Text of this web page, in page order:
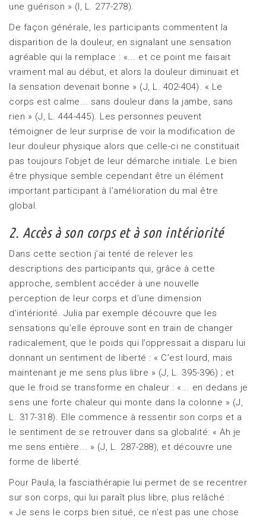
une guérison » (I, L. 277-278).
De façon générale, les participants commentent la
disparition de la douleur, en signalant une sensation
agréable qui la remplace : «... et ce point me faisait
vraiment mal au début, et alors la douleur diminuait et
la sensation devenait bonne » (J, L. 402-404). « Le
corps est calme... sans douleur dans la jambe, sans
rien » (J, L. 444-445). Les personnes peuvent
témoigner de leur surprise de voir la modification de
leur douleur physique alors que celle-ci ne constituait
pas toujours l’objet de leur démarche initiale. Le bien
être physique semble cependant être un élément
important participant à l’amélioration du mal être
global.
2. Accès à son corps et à son intériorité
Dans cette section j’ai tenté de relever les
descriptions des participants qui, grâce à cette
approche, semblent accéder à une nouvelle
perception de leur corps et d’une dimension
d’intériorité. Julia par exemple découvre que les
sensations qu’elle éprouve sont en train de changer
radicalement, que le poids qui l’oppressait a disparu lui
donnant un sentiment de liberté : « C’est lourd, mais
maintenant je me sens plus libre » (J, L. 395-396) ; et
que le froid se transforme en chaleur : «... en dedans je
sens une forte chaleur qui monte dans la colonne » (J,
L. 317-318). Elle commence à ressentir son corps et a
le sentiment de se retrouver dans sa globalité: « Ah je
me sens entière... » (J, L. 287-288), et découvre une
forme de liberté.
Pour Paula, la fasciathérapie lui permet de se recentrer
sur son corps, qui lui paraît plus libre, plus relâché :
« Je sens le corps bien situé, ce n’est pas une chose